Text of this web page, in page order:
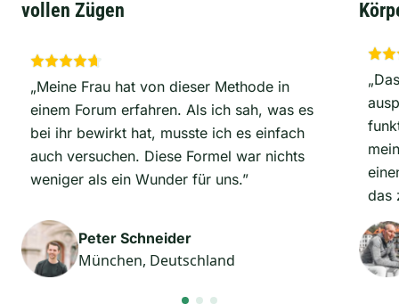
vollen Zügen
„Meine Frau hat von dieser Methode in
einem Forum erfahren. Als ich sah, was es
bei ihr bewirkt hat, musste ich es einfach
auch versuchen. Diese Formel war nichts
weniger als ein Wunder für uns.”
Peter Schneider
München, Deutschland
das